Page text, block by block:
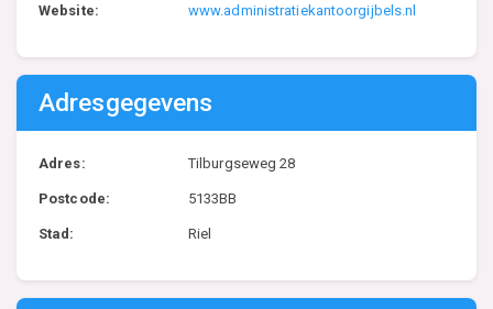
Website: www.administratiekantoorgijbels.nl
Adresgegevens
Adres: Tilburgseweg 28
Postcode: 5133BB
Stad: Riel